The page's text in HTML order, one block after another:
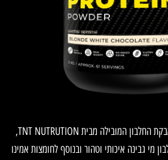
המותג החדש נחת בארץ, אבקת החלבון המובילה מבית TNT NUTRUTION,
ב 25 גרם חלבון מי גבינה איכותי וטהור ובנוסף לחומצות אמינו